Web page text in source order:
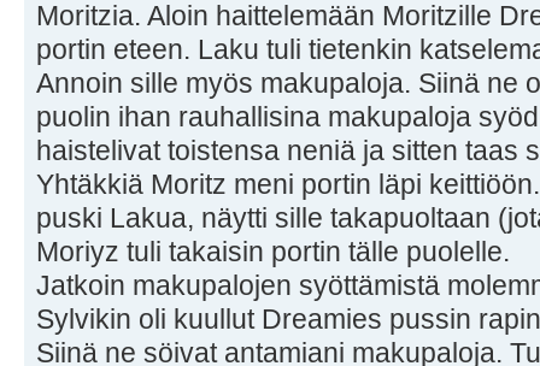
Moritzia. Aloin haittelemään Moritzille
portin eteen. Laku tuli tietenkin
Annoin sille myös makupaloja. Siinä ne
puolin ihan rauhallisina makupaloja
haistelivat toistensa neniä ja sitten taas
Yhtäkkiä Moritz meni portin läpi
puski Lakua, näytti sille takapuoltaan
Moriyz tuli takaisin portin tälle puolelle.
Jatkoin makupalojen syöttämistä
Sylvikin oli kuullut Dreamies pussin
Siinä ne söivat antamiani makupaloja.